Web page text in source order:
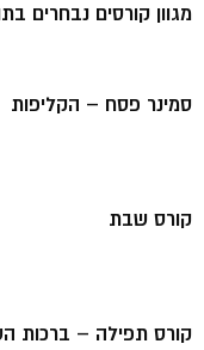
מגוון קורסים נבחרים
סמינר פסח – הקליפות
קורס שבת
קורס תפילה – ברכות